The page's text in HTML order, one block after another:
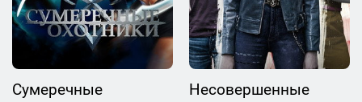
Сумеречные
Несовершенные